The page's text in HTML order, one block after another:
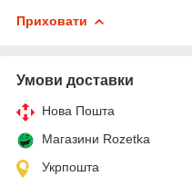
Приховати
Умови доставки
Нова Пошта
Магазини Rozetka
Укрпошта